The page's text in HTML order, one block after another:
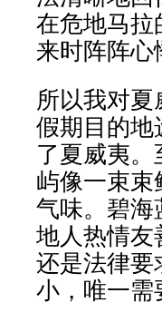
在危地马
来时阵阵
所以我对
假期目的
了夏威夷
屿像一束
气味。碧
地人热情
还是法律
小，唯一